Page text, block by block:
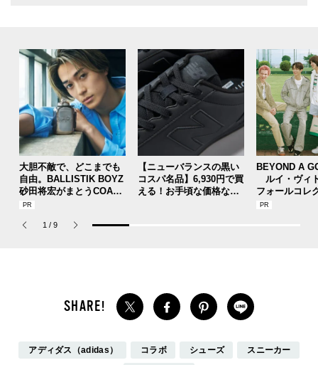
大胆不敵で、どこまでも
自由。BALLISTIK BOYZ
砂田将宏がまとうCOACH
の新作フレグランス「コ
パルファム」
【ニューバランスの黒い
コスパ名品】6,930円で買
える！お手頃な価格なオ
BEYOND A
ルイ・ヴィ
フォールコレ
描くプレッピ
1 / 9
アディダス（adidas） コラボ シューズ スニーカー